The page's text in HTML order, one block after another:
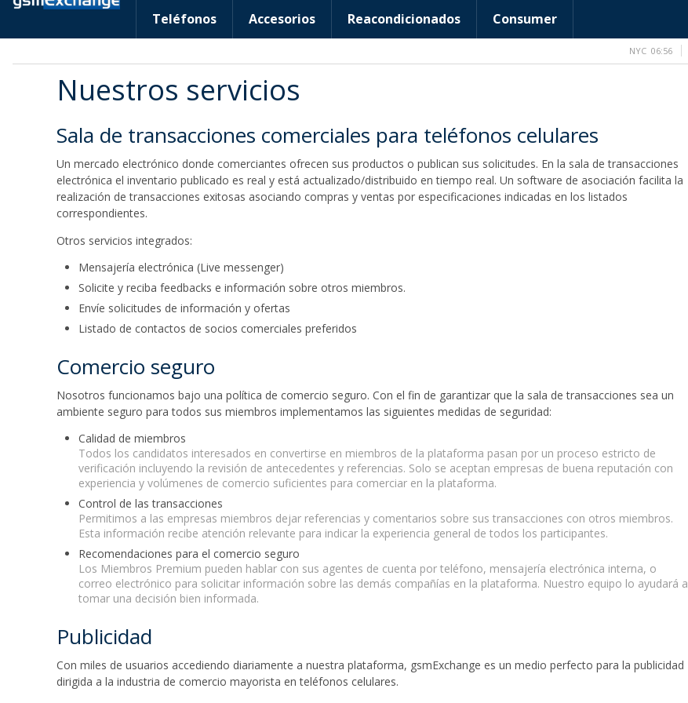
Teléfonos Accesorios Reacondicionados Consumer
Nuestros servicios
Sala de transacciones comerciales para teléfonos celulares
Un mercado electrónico donde comerciantes ofrecen sus productos o publican sus solicitudes. En la sala de transacciones
electrónica el inventario publicado es real y está actualizado/distribuido en tiempo real. Un software de asociación facilita la
realización de transacciones exitosas asociando compras y ventas por especificaciones indicadas en los listados
correspondientes.
Otros servicios integrados:
Mensajería electrónica (Live messenger)
Solicite y reciba feedbacks e información sobre otros miembros.
Envíe solicitudes de información y ofertas
Listado de contactos de socios comerciales preferidos
Comercio seguro
Nosotros funcionamos bajo una política de comercio seguro. Con el fin de garantizar que la sala de transacciones sea un
ambiente seguro para todos sus miembros implementamos las siguientes medidas de seguridad:
Calidad de miembros
Todos los candidatos interesados en convertirse en miembros de la plataforma pasan por un proceso estricto de
verificación incluyendo la revisión de antecedentes y referencias. Solo se aceptan empresas de buena reputación con
experiencia y volúmenes de comercio suficientes para comerciar en la plataforma.
Control de las transacciones
Permitimos a las empresas miembros dejar referencias y comentarios sobre sus transacciones con otros miembros.
Esta información recibe atención relevante para indicar la experiencia general de todos los participantes.
Recomendaciones para el comercio seguro
Los Miembros Premium pueden hablar con sus agentes de cuenta por teléfono, mensajería electrónica interna, o
correo electrónico para solicitar información sobre las demás compañías en la plataforma. Nuestro equipo lo ayudará a
tomar una decisión bien informada.
Publicidad
Con miles de usuarios accediendo diariamente a nuestra plataforma, gsmExchange es un medio perfecto para la publicidad
dirigida a la industria de comercio mayorista en teléfonos celulares.
NYC 06:56